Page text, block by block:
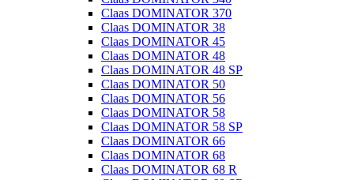
Claas DOMINATOR 370
Claas DOMINATOR 38
Claas DOMINATOR 45
Claas DOMINATOR 48
Claas DOMINATOR 48 SP
Claas DOMINATOR 50
Claas DOMINATOR 56
Claas DOMINATOR 58
Claas DOMINATOR 58 SP
Claas DOMINATOR 66
Claas DOMINATOR 68
Claas DOMINATOR 68 R